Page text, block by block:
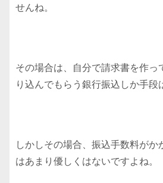
せんね。
その場合は、自分で請求書を作っ
り込んでもらう銀行振込しか手段
しかしその場合、振込手数料がか
はあまり優しくはないですよね。